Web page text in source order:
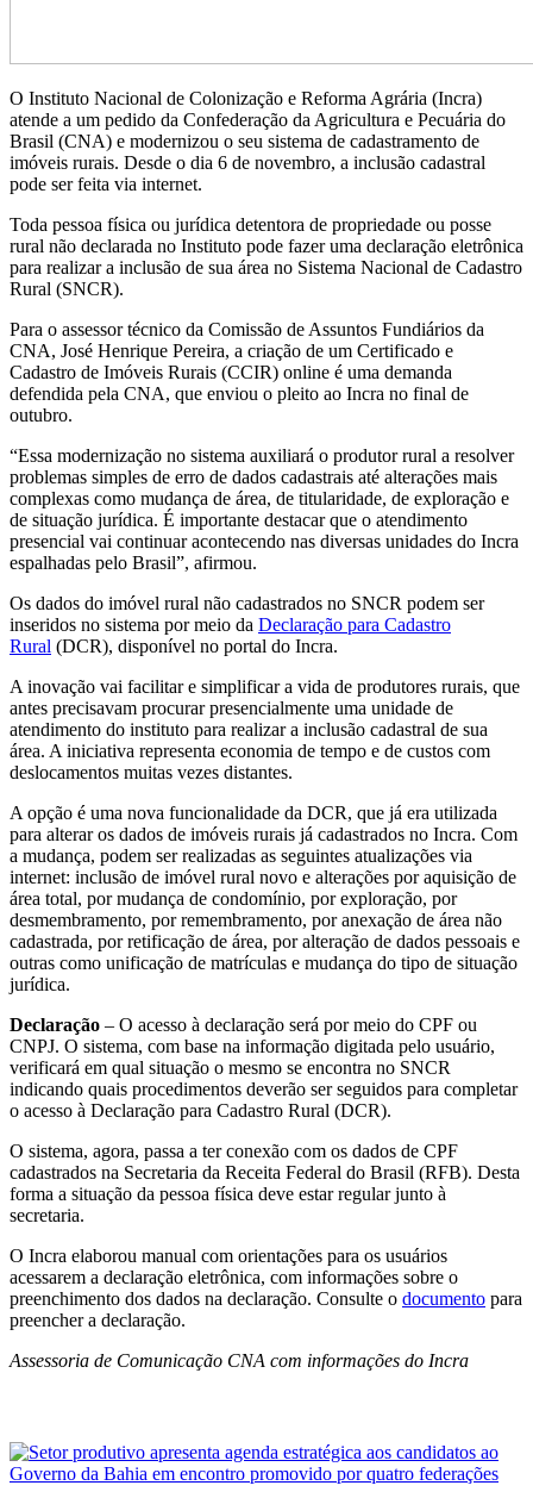
O Instituto Nacional de Colonização e Reforma Agrária (Incra)
atende a um pedido da Confederação da Agricultura e Pecuária do
Brasil (CNA) e modernizou o seu sistema de cadastramento de
imóveis rurais. Desde o dia 6 de novembro, a inclusão cadastral
pode ser feita via internet.
Toda pessoa física ou jurídica detentora de propriedade ou posse
rural não declarada no Instituto pode fazer uma declaração eletrônica
para realizar a inclusão de sua área no Sistema Nacional de Cadastro
Rural (SNCR).
Para o assessor técnico da Comissão de Assuntos Fundiários da
CNA, José Henrique Pereira, a criação de um Certificado e
Cadastro de Imóveis Rurais (CCIR) online é uma demanda
defendida pela CNA, que enviou o pleito ao Incra no final de
outubro.
“Essa modernização no sistema auxiliará o produtor rural a resolver
problemas simples de erro de dados cadastrais até alterações mais
complexas como mudança de área, de titularidade, de exploração e
de situação jurídica. É importante destacar que o atendimento
presencial vai continuar acontecendo nas diversas unidades do Incra
espalhadas pelo Brasil”, afirmou.
Os dados do imóvel rural não cadastrados no SNCR podem ser
inseridos no sistema por meio da Declaração para Cadastro
Rural (DCR), disponível no portal do Incra.
A inovação vai facilitar e simplificar a vida de produtores rurais, que
antes precisavam procurar presencialmente uma unidade de
atendimento do instituto para realizar a inclusão cadastral de sua
área. A iniciativa representa economia de tempo e de custos com
deslocamentos muitas vezes distantes.
A opção é uma nova funcionalidade da DCR, que já era utilizada
para alterar os dados de imóveis rurais já cadastrados no Incra. Com
a mudança, podem ser realizadas as seguintes atualizações via
internet: inclusão de imóvel rural novo e alterações por aquisição de
área total, por mudança de condomínio, por exploração, por
desmembramento, por remembramento, por anexação de área não
cadastrada, por retificação de área, por alteração de dados pessoais e
outras como unificação de matrículas e mudança do tipo de situação
jurídica.
Declaração – O acesso à declaração será por meio do CPF ou
CNPJ. O sistema, com base na informação digitada pelo usuário,
verificará em qual situação o mesmo se encontra no SNCR
indicando quais procedimentos deverão ser seguidos para completar
o acesso à Declaração para Cadastro Rural (DCR).
O sistema, agora, passa a ter conexão com os dados de CPF
cadastrados na Secretaria da Receita Federal do Brasil (RFB). Desta
forma a situação da pessoa física deve estar regular junto à
secretaria.
O Incra elaborou manual com orientações para os usuários
acessarem a declaração eletrônica, com informações sobre o
preenchimento dos dados na declaração. Consulte o documento para
preencher a declaração.
Assessoria de Comunicação CNA com informações do Incra